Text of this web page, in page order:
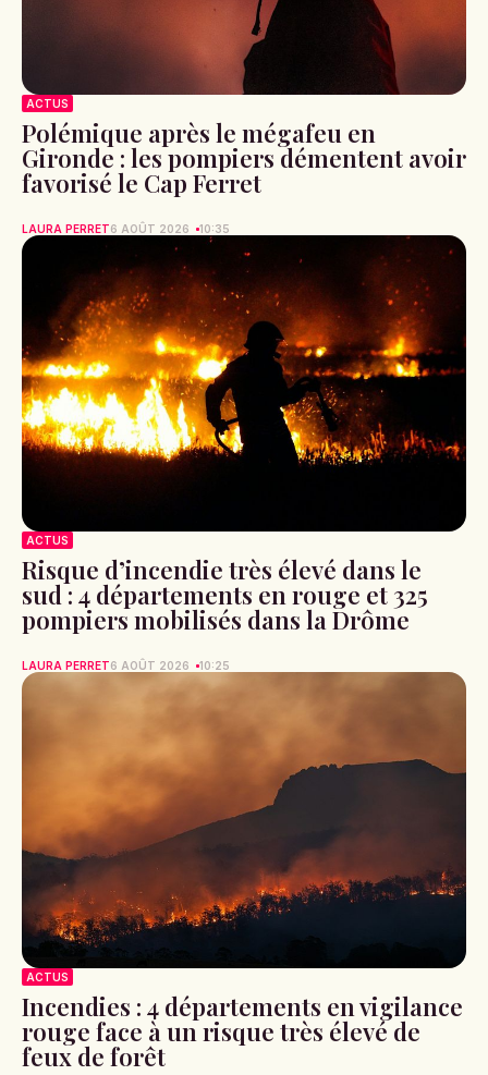
ACTUS
Polémique après le mégafeu en
Gironde : les pompiers démentent avoir
favorisé le Cap Ferret
LAURA PERRET6 AOÛT 2026 10:35
ACTUS
Risque d’incendie très élevé dans le
sud : 4 départements en rouge et 325
pompiers mobilisés dans la Drôme
LAURA PERRET6 AOÛT 2026 10:25
ACTUS
Incendies : 4 départements en vigilance
rouge face à un risque très élevé de
feux de forêt